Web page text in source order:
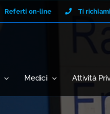
Referti on-line Ti
Medici Attività